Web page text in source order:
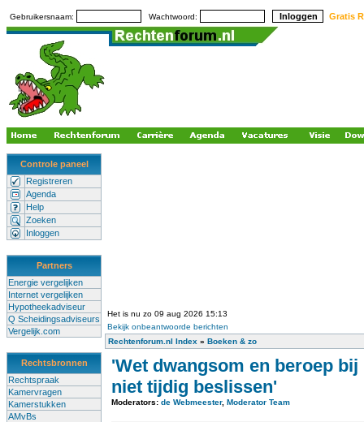
Gebruikersnaam: Wachtwoord: Gratis
Controle paneel
Registreren
Agenda
Help
Zoeken
Inloggen
Partners
Energie vergelijken
Internet vergelijken
Hypotheekadviseur
Q Scheidingsadviseurs
Vergelijk.com
Rechtsbronnen
Rechtspraak
Kamervragen
Kamerstukken
AMvBs
Het is nu zo 09 aug 2026 15:13
Bekijk onbeantwoorde berichten
Rechtenforum.nl Index » Boeken & zo
'Wet dwangsom en beroep bij
niet tijdig beslissen'
Moderators: de Webmeester, Moderator Team